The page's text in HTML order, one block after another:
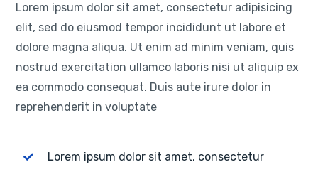
Lorem ipsum dolor sit amet, consectetur adipisicing
elit, sed do eiusmod tempor incididunt ut labore et
dolore magna aliqua. Ut enim ad minim veniam, quis
nostrud exercitation ullamco laboris nisi ut aliquip ex
ea commodo consequat. Duis aute irure dolor in
reprehenderit in voluptate
Lorem ipsum dolor sit amet, consectetur